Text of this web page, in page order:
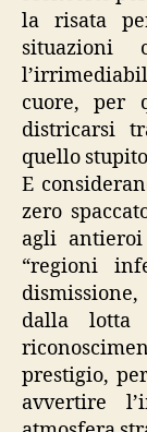
la risata
situazioni
cuore, per
districarsi
quello
E
zero
agli
“regioni
dalla lotta
prestigio,
avvertire